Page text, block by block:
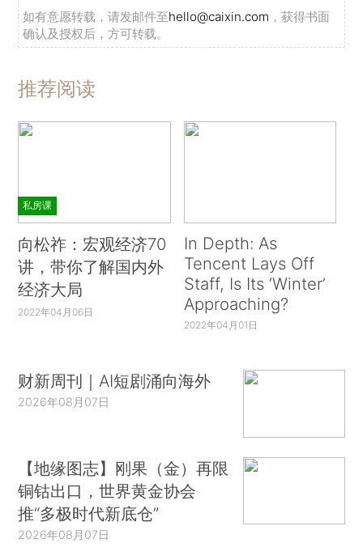
如有意愿转载，请发邮件至hello@caixin.com ，获得书面
确认及授权后，方可转载。
推荐阅读
私房课
向松祚：宏观经济70
讲，带你了解国内外
经济大局
2022年04月06日
In Depth: As
Tencent Lays Off
Staff, Is Its ‘Winter’
Approaching?
2022年04月01日
财新周刊｜AI短剧涌向海外
2026年08月07日
【地缘图志】刚果（金）再限
铜钴出口，世界黄金协会
推“多极时代新底仓”
2026年08月07日